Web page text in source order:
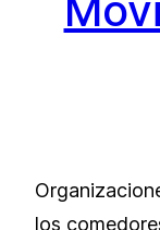
los